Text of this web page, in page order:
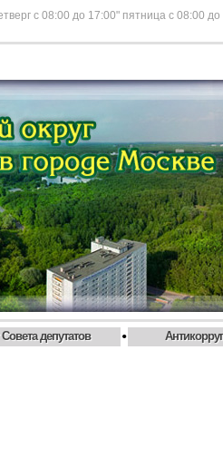
с 08:00 до 17:00" пятница с 08:00
депутатов •